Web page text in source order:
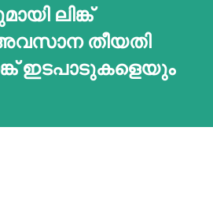
ലിങ്ക്
തീയതി
ഇടപാടുകളെയും